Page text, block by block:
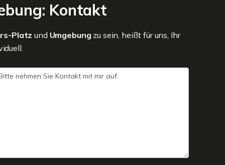
Kontakt
Platzund Umgebung zu sein, heißt für uns, Ihr